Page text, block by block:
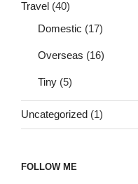
Travel (40)
Domestic (17)
Overseas (16)
Tiny (5)
Uncategorized (1)
FOLLOW ME